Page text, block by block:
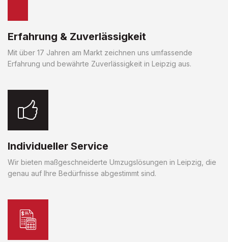
Erfahrung & Zuverlässigkeit
Mit über 17 Jahren am Markt zeichnen uns umfassende
Erfahrung und bewährte Zuverlässigkeit in Leipzig aus.
Individueller Service
Wir bieten maßgeschneiderte Umzugslösungen in Leipzig, die
genau auf Ihre Bedürfnisse abgestimmt sind.